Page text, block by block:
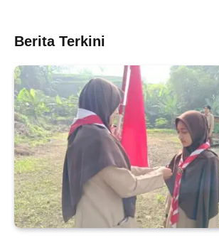
Berita Terkini